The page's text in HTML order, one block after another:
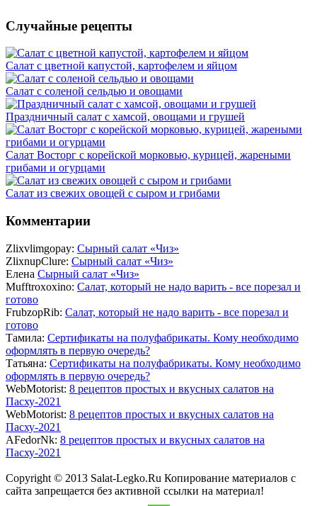
Случайные рецепты
Салат с цветной капустой, картофелем и яйцом
Салат с соленой сельдью и овощами
Праздничный салат с хамсой, овощами и грушей
Салат Восторг с корейской морковью, курицей, жареными
грибами и огурцами
Салат из свежих овощей с сыром и грибами
Комментарии
Zlixvlimgopay: Сырный салат «Чиз»
ZlixnupClure: Сырный салат «Чиз»
Елена Сырный салат «Чиз»
Mufftroxoxino: Салат, который не надо варить - все порезал и
готово
FrubzopRib: Салат, который не надо варить - все порезал и
готово
Тамила: Сертификаты на полуфабрикаты. Кому необходимо
оформлять в первую очередь?
Татьяна: Сертификаты на полуфабрикаты. Кому необходимо
оформлять в первую очередь?
WebMotorist: 8 рецептов простых и вкусных салатов на
Пасху-2021
WebMotorist: 8 рецептов простых и вкусных салатов на
Пасху-2021
AFedorNk: 8 рецептов простых и вкусных салатов на
Пасху-2021
Copyright © 2013 Salat-Legko.Ru Копирование материалов с
сайта запрещается без активной ссылки на материал!